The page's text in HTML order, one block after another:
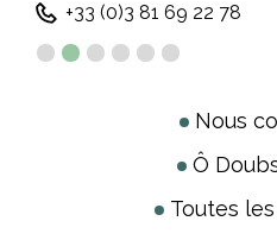
+33 (0)3 81 69 22 78
Nous
Ô
Toutes